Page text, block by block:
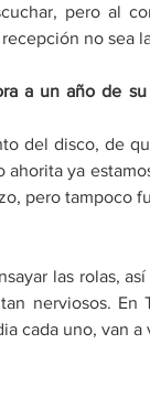
pero al
no sea
a un año de
del disco, de
ya
pero tampoco
las rolas,
nerviosos. En
cada uno, van